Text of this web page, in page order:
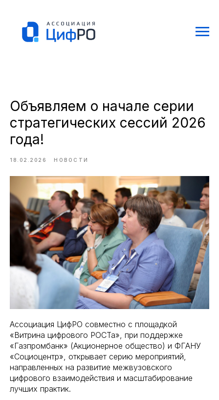
Объявляем о начале серии
стратегических сессий 2026
года!
18.02.2026 НОВОСТИ
Ассоциация ЦифРО совместно с площадкой
«Витрина цифрового РОСТа», при поддержке
«Газпромбанк» (Акционерное общество) и ФГАНУ
«Социоцентр», открывает серию мероприятий,
направленных на развитие межвузовского
цифрового взаимодействия и масштабирование
лучших практик.